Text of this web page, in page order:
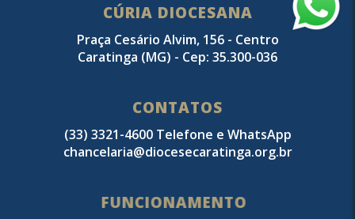
CÚRIA DIOCESANA
Praça Cesário Alvim, 156 - Centro
Caratinga (MG) - Cep: 35.300-036
CONTATOS
(33) 3321-4600 Telefone e WhatsApp
chancelaria@diocesecaratinga.org.br
FUNCIONAMENTO